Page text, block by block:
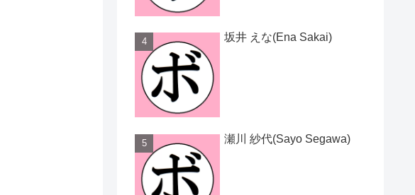
坂井 えな(Ena Sakai)
瀬川 紗代(Sayo Segawa)